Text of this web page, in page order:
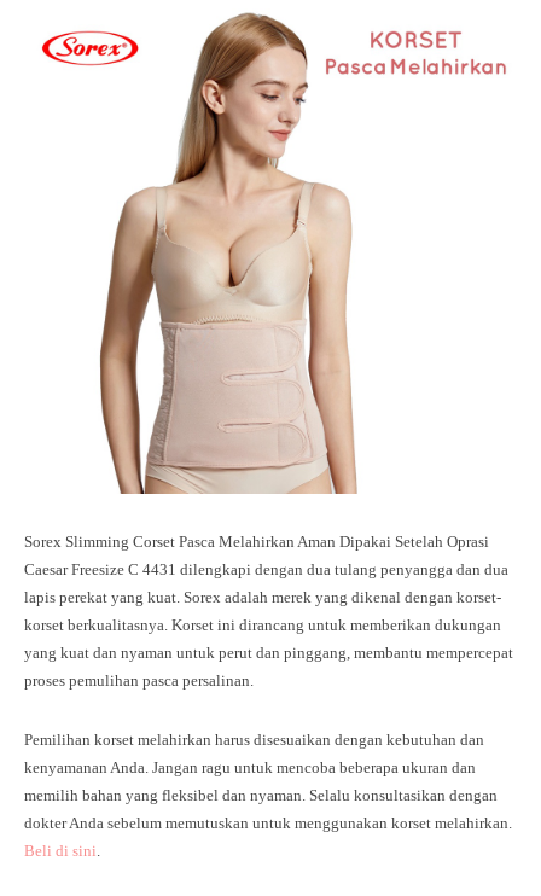
Sorex Slimming Corset Pasca Melahirkan Aman Dipakai Setelah Oprasi
Caesar Freesize C 4431 dilengkapi dengan dua tulang penyangga dan dua
lapis perekat yang kuat. Sorex adalah merek yang dikenal dengan korset-
korset berkualitasnya. Korset ini dirancang untuk memberikan dukungan
yang kuat dan nyaman untuk perut dan pinggang, membantu mempercepat
proses pemulihan pasca persalinan.
Pemilihan korset melahirkan harus disesuaikan dengan kebutuhan dan
kenyamanan Anda. Jangan ragu untuk mencoba beberapa ukuran dan
memilih bahan yang fleksibel dan nyaman. Selalu konsultasikan dengan
dokter Anda sebelum memutuskan untuk menggunakan korset melahirkan.
Beli di sini.